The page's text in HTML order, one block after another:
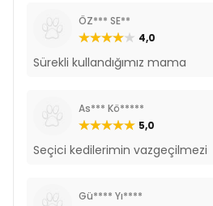
ÖZ*** SE**
4,0
Sürekli kullandığımız mama
As*** Kö*****
5,0
Seçici kedilerimin vazgeçilmezi
Gü**** Yı****